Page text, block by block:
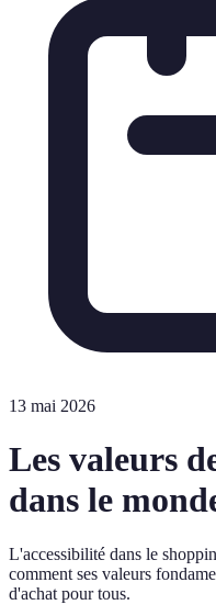
13 mai 2026
Les valeurs
dans le
L'accessibilité dans le
comment ses valeurs
d'achat pour tous.